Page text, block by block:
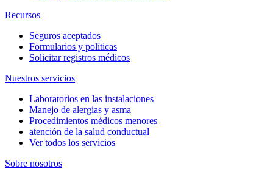
Recursos
Seguros aceptados
Formularios y políticas
Solicitar registros médicos
Nuestros servicios
Laboratorios en las instalaciones
Manejo de alergias y asma
Procedimientos médicos menores
atención de la salud conductual
Ver todos los servicios
Sobre nosotros